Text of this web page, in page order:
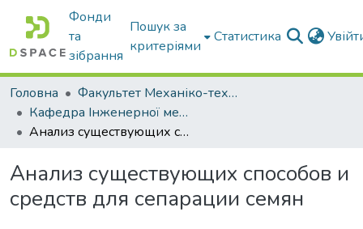
Фонди
та
зібрання
Пошук за
критеріями
Статистика
Головна
Факультет Механіко-технологічний
Кафедра Інженерної механіки та комп'ютерного проектування
Анализ существующих способов и средств для сепарации семян
Анализ существующих способов и
средств для сепарации семян